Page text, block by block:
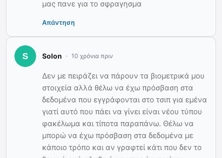
μας πανε για το σφραγησμα
Απάντηση
Solon 10 χρόνια πριν
Δεν με πειράζει να πάρουν τα βιομετρικά μου
στοιχεία αλλά θέλω να έχω πρόσβαση στα
δεδομένα που εγγράφονται στο τσιπ για εμένα
γιατί αυτό που πάει να γίνει είναι νέου τύπου
φακέλωμα και τίποτα παραπάνω. Θέλω να
μπορώ να έχω πρόσβαση στα δεδομένα με
κάποιο τρόπο και αν γραφτεί κάτι που δεν το